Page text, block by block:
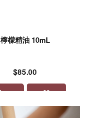
檸檬精油 10mL
$85.00